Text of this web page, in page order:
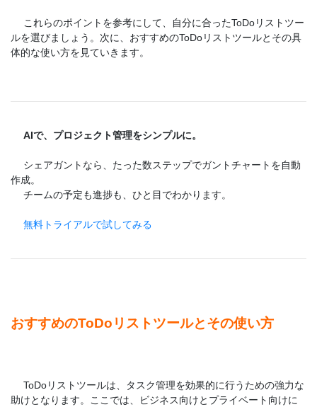
これらのポイントを参考にして、自分に合ったToDoリストツー
ルを選びましょう。次に、おすすめのToDoリストツールとその具
体的な使い方を見ていきます。
AIで、プロジェクト管理をシンプルに。
シェアガントなら、たった数ステップでガントチャートを自動
作成。
チームの予定も進捗も、ひと目でわかります。
無料トライアルで試してみる
おすすめのToDoリストツールとその使い方
ToDoリストツールは、タスク管理を効果的に行うための強力な
助けとなります。ここでは、ビジネス向けとプライベート向けに